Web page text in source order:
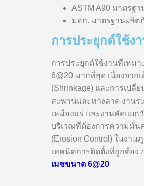
ASTM A90 มาตรฐ
มอก. มาตรฐานผลิ
การประยุกต์ใช้ง
การประยุกต์ใช้งานที่เหม
6@20 มากที่สุด เนื่องจาก
(Shrinkage) และการเป
สะพานและทางลาด งานร
เหมืองแร่ และงานคัดแยก
บริเวณที่ต้องการความมั่น
(Erosion Control) ในงา
เทคนิคการติดตั้งที่ถูกต้อง
เมชขนาด 6@20